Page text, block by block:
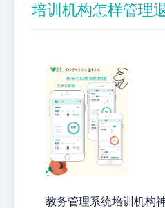
培训机构怎样管理
教务管理系统培训机构